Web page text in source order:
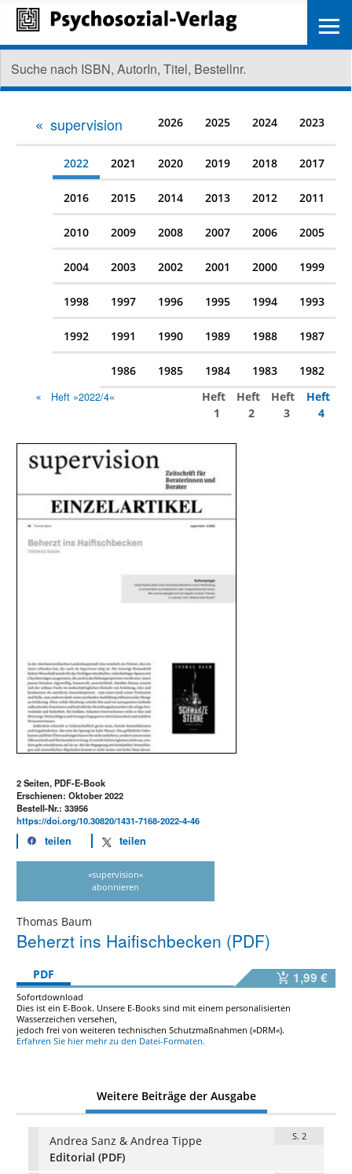
supervision 2026 2025 2024 2023
2022 2021 2020 2019 2018 2017
2016 2015 2014 2013 2012 2011
2010 2009 2008 2007 2006 2005
2004 2003 2002 2001 2000 1999
1998 1997 1996 1995 1994 1993
1992 1991 1990 1989 1988 1987
1986 1985 1984 1983 1982
Heft »2022/4«
Heft
1
Heft
2
Heft
3
Heft
4
2 Seiten, PDF-E-Book
Erschienen: Oktober 2022
Bestell-Nr.: 33956
https://doi.org/10.30820/1431-7168-2022-4-46
teilen teilen
»supervision«
abonnieren
Thomas Baum
Beherzt ins Haifischbecken (PDF)
PDF 1,99 €
Sofortdownload
Dies ist ein E-Book. Unsere E-Books sind mit einem personalisierten
Wasserzeichen versehen,
jedoch frei von weiteren technischen Schutzmaßnahmen (»DRM«).
Erfahren Sie hier mehr zu den Datei-Formaten.
Weitere Beiträge der Ausgabe
Andrea Sanz & Andrea Tippe S. 2
Editorial (PDF)
≡